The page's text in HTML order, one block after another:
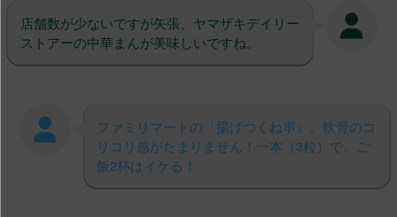
店舗数が少ないですが矢張、ヤマザキデイリー
ストアーの中華まんが美味しいですね。
ファミリマートの『揚げつくね串』。軟骨のコ
リコリ感がたまりません！一本（3粒）で、ご
飯2杯はイケる！